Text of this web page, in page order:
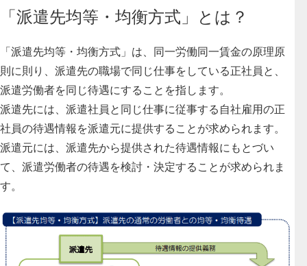
「派遣先均等・均衡方式」とは？
「派遣先均等・均衡方式」は、同一労働同一賃金の原理原
則に則り、 派遣先の職場で同じ仕事をしている正社員と、
派遣労働者を同じ待遇にする ことを指します。
派遣先には、派遣社員と同じ仕事に従事する自社雇用の正
社員の待遇情報を派遣元に提供することが求められます。
派遣元には、派遣先から提供された待遇情報にもとづい
て、派遣労働者の待遇を検討・決定することが求められま
す。